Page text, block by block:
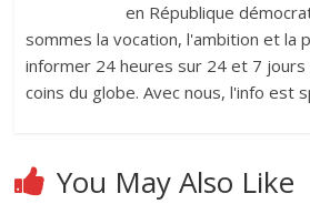
en République
sommes la vocation, l'ambition et la
informer 24 heures sur 24 et 7
coins du globe. Avec nous, l'info est
You May Also Like